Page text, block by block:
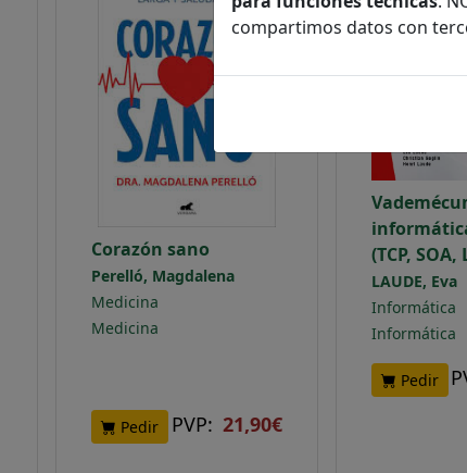
Corazón sano
Perelló, Magdalena
Medicina
Medicina
Pedir PVP: 21,90€
(TCP, SOA,
LAUDE, Eva
Informática
Informática
Pedir
compartimos datos con